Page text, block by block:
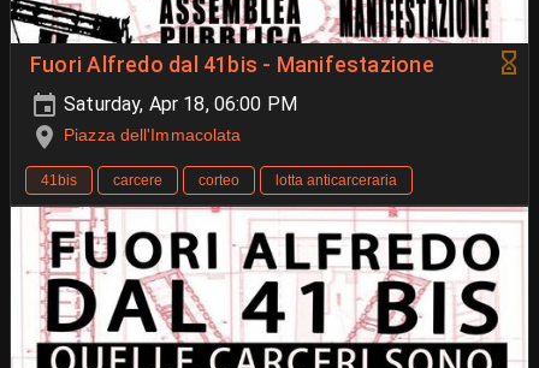
Fuori Alfredo dal 41bis - Manifestazione
Saturday, Apr 18, 06:00 PM
Piazza dell'Immacolata
41bis carcere corteo lotta anticarceraria